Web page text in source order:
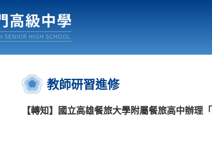
行事曆
:::
教師研習進修
【轉知】國立高雄餐旅大學附屬餐旅高中辦理